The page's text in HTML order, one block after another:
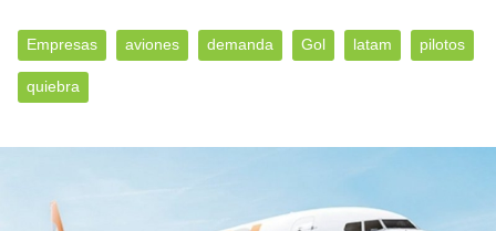
Empresas aviones demanda Gol latam pilotos
quiebra